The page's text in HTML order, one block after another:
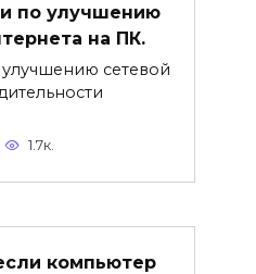
по улучшению
на ПК.
сетевой
1.7к.
компьютер